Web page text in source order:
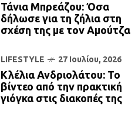
Τάνια Μπρεάζου: Όσα
δήλωσε για τη ζήλια στη
σχέση της με τον Αμούτζα
LIFESTYLE 27 Ιουλίου, 2026
Κλέλια Ανδριολάτου: Το
βίντεο από την πρακτική
γιόγκα στις διακοπές της